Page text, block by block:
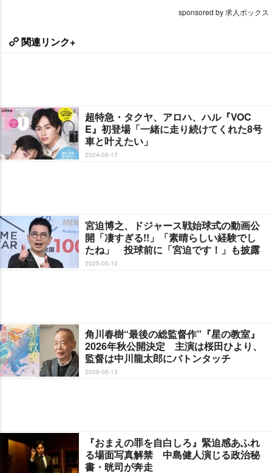
sponsored by 求人ボックス
関連リンク+
超特急・タクヤ、アロハ、ハル『VOC
E』初登場「一緒に走り続けてくれた8号
車と叶えたい」
2024-05-17
宮迫博之、ドジャース戦始球式の動画公
開「凄すぎる!!」「素晴らしい経験でし
たね」 投球前に「宮迫です！」も披露
2025-05-10
角川春樹“最後の総監督作”『星の教室』
2026年秋公開決定 主演は桜田ひより、
監督は中川龍太郎にバトンタッチ
2026-05-13
『おまえの罪を自白しろ』緊迫感あふれ
る場面写真解禁 中島健人演じる政治秘
書・晄司が奔走